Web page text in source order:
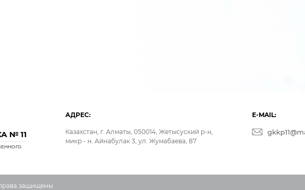
№ 11
АДРЕС:
Казахстан, г. Алматы, 050014, Жетысуский р-н,
микр - н. Айнабулак 3, ул. Жумабаева, 87
E-MAIL:
защищены.